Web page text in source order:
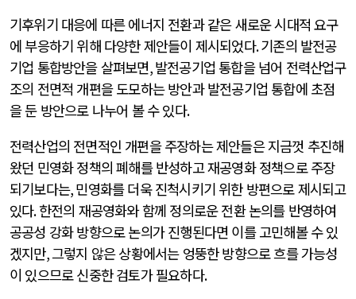
기후위기 대응에 따른 에너지 전환과 같은 새로운 시대적 요구
에 부응하기 위해 다양한 제안들이 제시되었다.기존의 발전공
기업 통합방안을 살펴보면,발전공기업 통합을 넘어 전력산업구
조의 전면적 개편을 도모하는 방안과 발전공기업 통합에 초점
을 둔 방안으로 나누어 볼 수 있다.
전력산업의 전면적인 개편을 주장하는 제안들은 지금껏 추진해
왔던 민영화 정책의 폐해를 반성하고 재공영화 정책으로 주장
되기보다는,민영화를 더욱 진척시키기 위한 방편으로 제시되고
있다.한전의 재공영화와 함께 정의로운 전환 논의를 반영하여
공공성 강화 방향으로 논의가 진행된다면 이를 고민해볼 수 있
겠지만,그렇지 않은 상황에서는 엉뚱한 방향으로 흐를 가능성
이 있으므로 신중한 검토가 필요하다.